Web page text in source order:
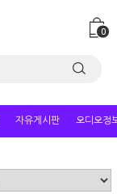
0
자유게시판 오디오정